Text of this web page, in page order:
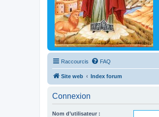
Raccourcis FAQ
Site web Index forum
Connexion
Nom d’utilisateur :